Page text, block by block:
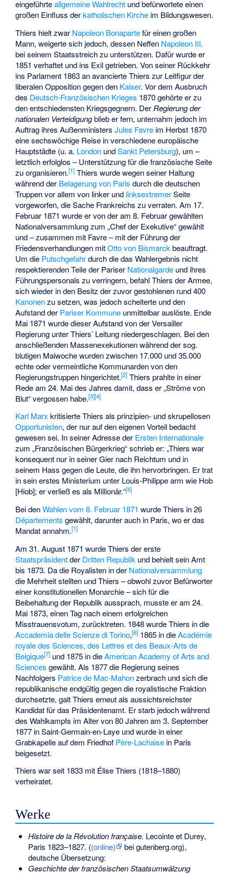
eingeführteallgemeine Wahlrecht und befürwortete einen
großen Einfluss derkatholischen Kirche im Bildungswesen.
Thiers hielt zwar Napoleon Bonapartefür einen großen
Mann, weigerte sich jedoch, dessen Neffen Napoleon III.
bei seinem Staatsstreich zu unterstützen. Dafür wurde er
1851 verhaftet und ins Exil getrieben. Von seiner Rückkehr
ins Parlament 1863 an avancierte Thiers zur Leitfigur der
liberalen Opposition gegen den Kaiser. Vor dem Ausbruch
des Deutsch-Französischen Krieges 1870 gehörte er zu
den entschiedensten Kriegsgegnern. Der Regierung der
nationalen Verteidigungblieb er fern, unternahm jedoch im
Auftrag ihres AußenministersJules Favre im Herbst 1870
eine sechswöchige Reise in verschiedene europäische
Hauptstädte (u. a. London undSankt Petersburg), um –
letztlich erfolglos – Unterstützung für die französische Seite
zu organisieren.[1] Thiers wurde wegen seiner Haltung
während der Belagerung von Paris durch die deutschen
Truppen vor allem von linker und linksextremerSeite
vorgeworfen, die Sache Frankreichs zu verraten. Am 17.
Februar 1871 wurde er von der am 8. Februar gewählten
Nationalversammlung zum „Chef der Exekutive“ gewählt
und – zusammen mit Favre – mit der Führung der
Friedensverhandlungen mitOtto von Bismarck beauftragt.
Um die Putschgefahrdurch die das Wahlergebnis nicht
respektierenden Teile der Pariser Nationalgarde und ihres
Führungspersonals zu verringern, befahl Thiers der Armee,
sich wieder in den Besitz der zuvor gestohlenen rund 400
Kanonenzu setzen, was jedoch scheiterte und den
Aufstand der Pariser Kommune unmittelbar auslöste. Ende
Mai 1871 wurde dieser Aufstand von der Versailler
Regierung unter Thiers’ Leitung niedergeschlagen. Bei den
anschließenden Massenexekutionen während der sog.
blutigen Maiwochewurden zwischen 17.000 und 35.000
echte oder vermeintliche Kommunarden von den
Regierungstruppen hingerichtet.[2] Thiers prahlte in einer
Rede am 24. Mai des Jahres damit, dass er „Ströme von
Blut“ vergossen habe.[3][4]
Karl Marx kritisierte Thiers als prinzipien- und skrupellosen
Opportunisten, der nur auf den eigenen Vorteil bedacht
gewesen sei. In seiner Adresse der Ersten Internationale
zum „Französischen Bürgerkrieg“ schrieb er: „Thiers war
konsequent nur in seiner Gier nach Reichtum und in
seinem Hass gegen die Leute, die ihn hervorbringen. Er trat
in sein erstes Ministerium unter Louis-Philippe arm wie Hob
[Hiob]; er verließ es als Millionär.“[5]
Bei denWahlen vom 8. Februar 1871 wurde Thiers in 26
Départements gewählt, darunter auch in Paris, wo er das
Mandat annahm.[1]
Am 31. August 1871 wurde Thiers der erste
Staatspräsidentder Dritten Republik und behielt sein Amt
bis 1873. Da die Royalisten in der Nationalversammlung
die Mehrheit stellten und Thiers – obwohl zuvor Befürworter
einer konstitutionellen Monarchie – sich für die
Beibehaltung der Republik aussprach, musste er am 24.
Mai 1873, einen Tag nach einem erfolgreichen
Misstrauensvotum, zurücktreten. 1848 wurde Thiers in die
Accademia delle Scienze di Torino,[6] 1865 in dieAcadémie
royale des Sciences, des Lettres et des Beaux-Arts de
Belgique[7] und 1875 in dieAmerican Academy of Arts and
Sciences gewählt. Als 1877 die Regierung seines
Nachfolgers Patrice de Mac-Mahonzerbrach und sich die
republikanische endgültig gegen die royalistische Fraktion
durchsetzte, galt Thiers erneut als aussichtsreichster
Kandidat für das Präsidentenamt. Er starb jedoch während
des Wahlkampfs im Alter von 80 Jahren am 3. September
1877 in Saint-Germain-en-Laye und wurde in einer
Grabkapelle auf dem Friedhof Père-Lachaise in Paris
beigesetzt.
Thiers war seit 1833 mit Élise Thiers (1818–1880)
verheiratet.
Werke
Histoire de la Révolution française. Lecointe et Durey,
Paris 1823–1827. ((online)
bei gutenberg.org),
deutsche Übersetzung:
Geschichte der französischen Staatsumwälzung